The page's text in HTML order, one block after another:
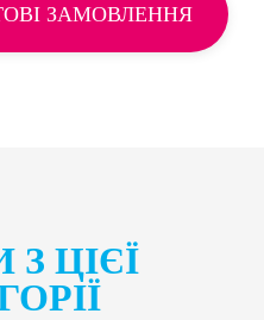
ЗАМОВЛЕННЯ
ЦІЄЇ